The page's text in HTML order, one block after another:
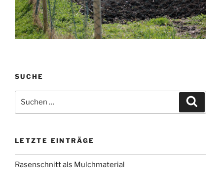
SUCHE
nach:
LETZTE EINTRÄGE
Rasenschnitt als Mulchmaterial